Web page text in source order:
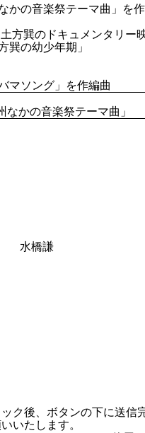
かの音楽祭テーマ曲」を
方巽のドキュメンタリー
巽の幼少年期」
マソング」を作編曲
なかの音楽祭テーマ曲」
ク後、ボタンの下に送信
いたします。